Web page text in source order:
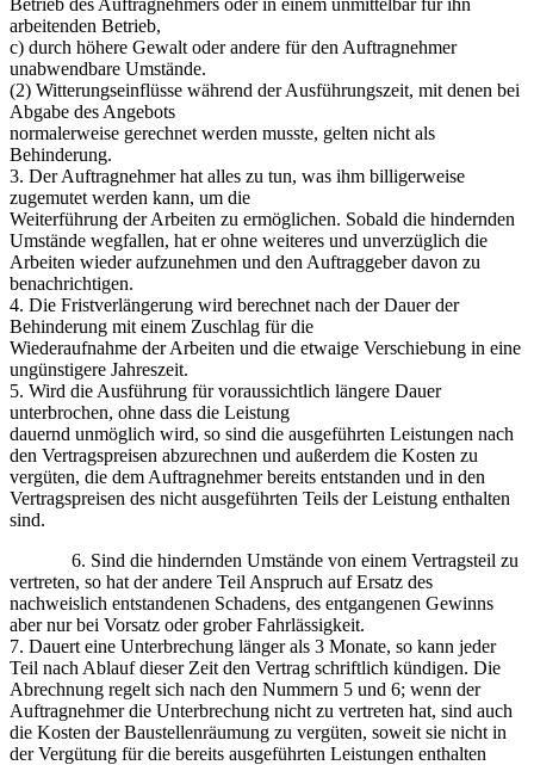
Betrieb des Auftragnehmers oder in einem unmittelbar für ihn
arbeitenden Betrieb,
c) durch höhere Gewalt oder andere für den Auftragnehmer
unabwendbare Umstände.
(2) Witterungseinflüsse während der Ausführungszeit, mit denen bei
Abgabe des Angebots
normalerweise gerechnet werden musste, gelten nicht als
Behinderung.
3. Der Auftragnehmer hat alles zu tun, was ihm billigerweise
zugemutet werden kann, um die
Weiterführung der Arbeiten zu ermöglichen. Sobald die hindernden
Umstände wegfallen, hat er ohne weiteres und unverzüglich die
Arbeiten wieder aufzunehmen und den Auftraggeber davon zu
benachrichtigen.
4. Die Fristverlängerung wird berechnet nach der Dauer der
Behinderung mit einem Zuschlag für die
Wiederaufnahme der Arbeiten und die etwaige Verschiebung in eine
ungünstigere Jahreszeit.
5. Wird die Ausführung für voraussichtlich längere Dauer
unterbrochen, ohne dass die Leistung
dauernd unmöglich wird, so sind die ausgeführten Leistungen nach
den Vertragspreisen abzurechnen und außerdem die Kosten zu
vergüten, die dem Auftragnehmer bereits entstanden und in den
Vertragspreisen des nicht ausgeführten Teils der Leistung enthalten
sind.
6. Sind die hindernden Umstände von einem Vertragsteil zu
vertreten, so hat der andere Teil Anspruch auf Ersatz des
nachweislich entstandenen Schadens, des entgangenen Gewinns
aber nur bei Vorsatz oder grober Fahrlässigkeit.
7. Dauert eine Unterbrechung länger als 3 Monate, so kann jeder
Teil nach Ablauf dieser Zeit den Vertrag schriftlich kündigen. Die
Abrechnung regelt sich nach den Nummern 5 und 6; wenn der
Auftragnehmer die Unterbrechung nicht zu vertreten hat, sind auch
die Kosten der Baustellenräumung zu vergüten, soweit sie nicht in
der Vergütung für die bereits ausgeführten Leistungen enthalten